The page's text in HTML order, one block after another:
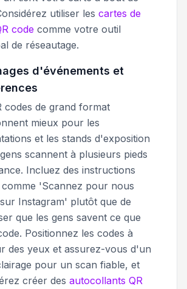
utiliser les cartes de
code comme votre outil
de réseautage.
d'événements et
codes de grand format
mieux pour les
et les stands d'exposition
scannent à plusieurs pieds
Incluez des instructions
'Scannez pour nous
Instagram' plutôt que de
que les gens savent ce que
Positionnez les codes à
des yeux et assurez-vous d'un
pour un scan fiable, et
créer des autocollants QR